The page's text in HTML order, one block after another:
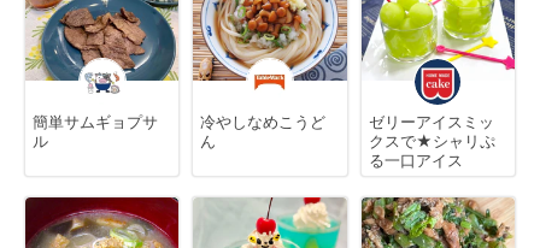
簡単サムギョプサ
ル
冷やしなめこうど
ん
ゼリーアイスミッ
クスで★シャリぷ
る一口アイス